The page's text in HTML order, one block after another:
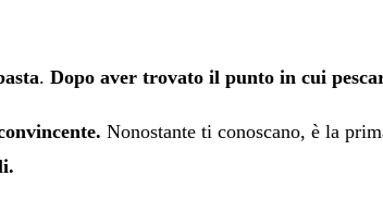
. Dopo aver trovato il punto in cui
Nonostante ti conoscano, è la